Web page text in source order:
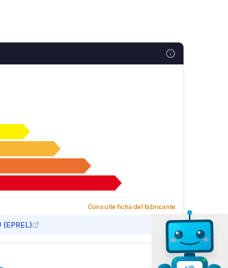
Consulte ficha del fabricante